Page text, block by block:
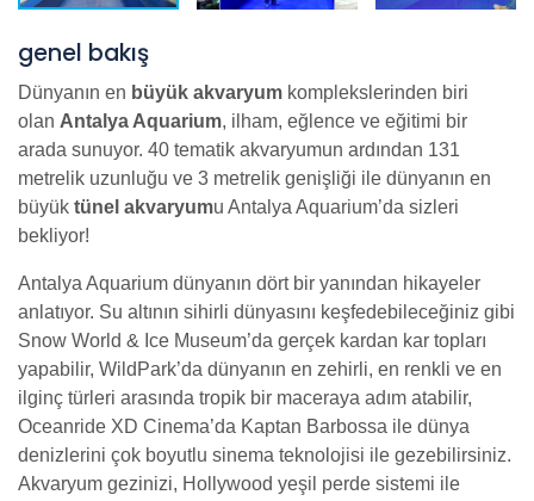
genel bakış
Dünyanın en büyük akvaryum komplekslerinden biri
olan Antalya Aquarium, ilham, eğlence ve eğitimi bir
arada sunuyor. 40 tematik akvaryumun ardından 131
metrelik uzunluğu ve 3 metrelik genişliği ile dünyanın en
büyük tünel akvaryumu Antalya Aquarium’da sizleri
bekliyor!
Antalya Aquarium dünyanın dört bir yanından hikayeler
anlatıyor. Su altının sihirli dünyasını keşfedebileceğiniz gibi
Snow World & Ice Museum’da gerçek kardan kar topları
yapabilir, WildPark’da dünyanın en zehirli, en renkli ve en
ilginç türleri arasında tropik bir maceraya adım atabilir,
Oceanride XD Cinema’da Kaptan Barbossa ile dünya
denizlerini çok boyutlu sinema teknolojisi ile gezebilirsiniz.
Akvaryum gezinizi, Hollywood yeşil perde sistemi ile